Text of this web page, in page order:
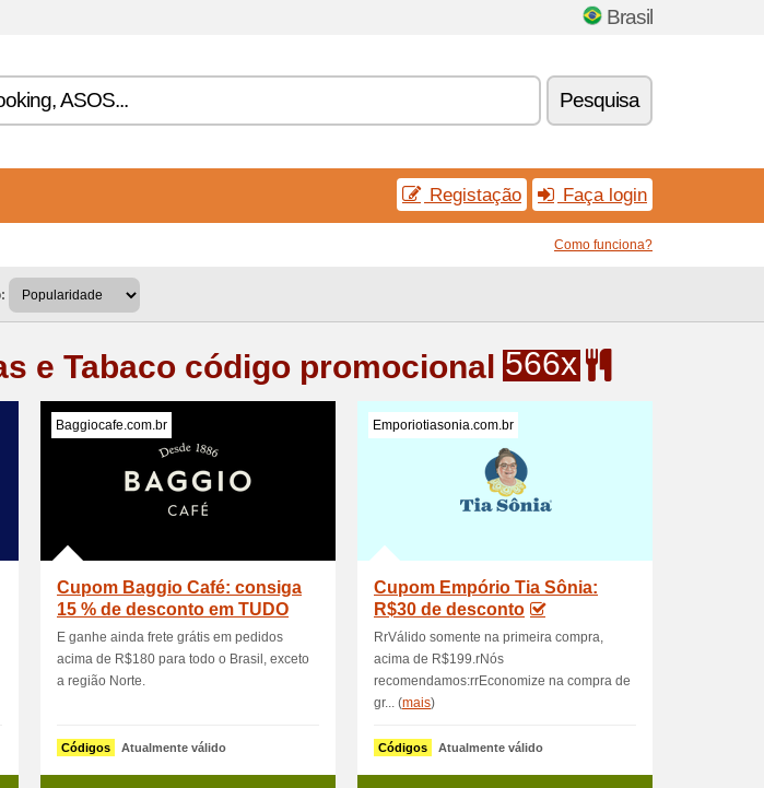
Brasil
Pesquisa
Registação Faça login
Como funciona?
e Tabaco código promocional 566x
Baggiocafe.com.br
Cupom Baggio Café: consiga
15 % de desconto em TUDO
(exclusiv
E ganhe ainda frete grátis em pedidos
acima de R$180 para todo o Brasil, exceto
a região Norte.
Códigos Atualmente válido
Emporiotiasonia.com.br
Cupom Empório Tia Sônia:
R$30 de desconto
RrVálido somente na primeira compra,
acima de R$199.rNós
recomendamos:rrEconomize na compra de
gr... (mais)
Códigos Atualmente válido